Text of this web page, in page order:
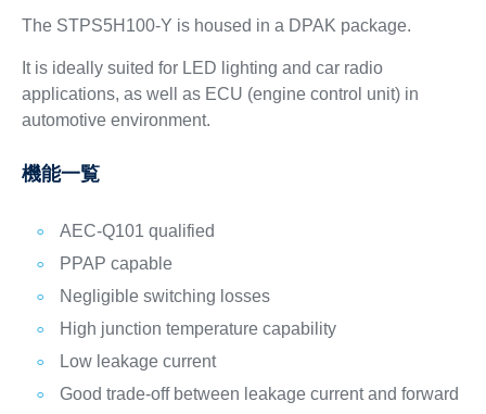
The STPS5H100-Y is housed in a DPAK package.
It is ideally suited for LED lighting and car radio
applications, as well as ECU (engine control unit) in
automotive environment.
機能一覧
AEC-Q101 qualified
PPAP capable
Negligible switching losses
High junction temperature capability
Low leakage current
Good trade-off between leakage current and forward